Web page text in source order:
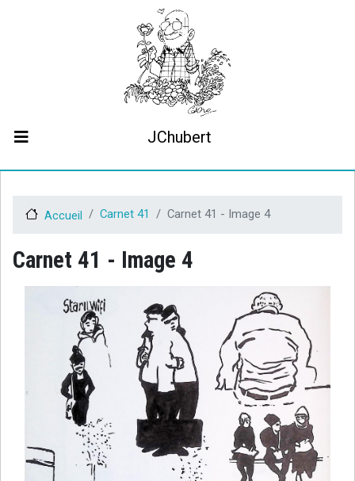
Aller
au
contenu
principal
JChubert
Biographie
ContactAccueil Carnet 41 Carnet 41 - Image 4
Carnet 41 - Image 4